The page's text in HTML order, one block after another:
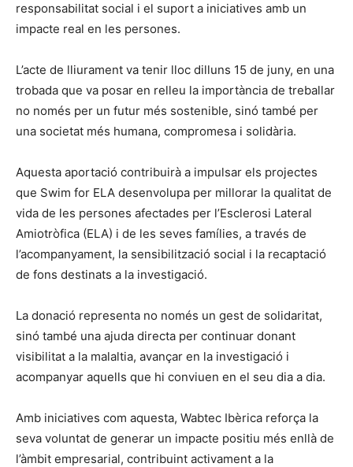
responsabilitat social i el suport a iniciatives amb un
impacte real en les persones.
L’acte de lliurament va tenir lloc dilluns 15 de juny, en una
trobada que va posar en relleu la importància de treballar
no només per un futur més sostenible, sinó també per
una societat més humana, compromesa i solidària.
Aquesta aportació contribuirà a impulsar els projectes
que Swim for ELA desenvolupa per millorar la qualitat de
vida de les persones afectades per l’Esclerosi Lateral
Amiotròfica (ELA) i de les seves famílies, a través de
l’acompanyament, la sensibilització social i la recaptació
de fons destinats a la investigació.
La donació representa no només un gest de solidaritat,
sinó també una ajuda directa per continuar donant
visibilitat a la malaltia, avançar en la investigació i
acompanyar aquells que hi conviuen en el seu dia a dia.
Amb iniciatives com aquesta, Wabtec Ibèrica reforça la
seva voluntat de generar un impacte positiu més enllà de
l’àmbit empresarial, contribuint activament a la